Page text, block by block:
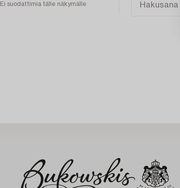
Ei suodattimia tälle näkymälle